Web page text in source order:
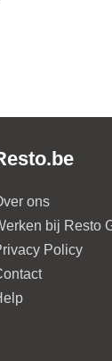
ons
bij Resto
Policy